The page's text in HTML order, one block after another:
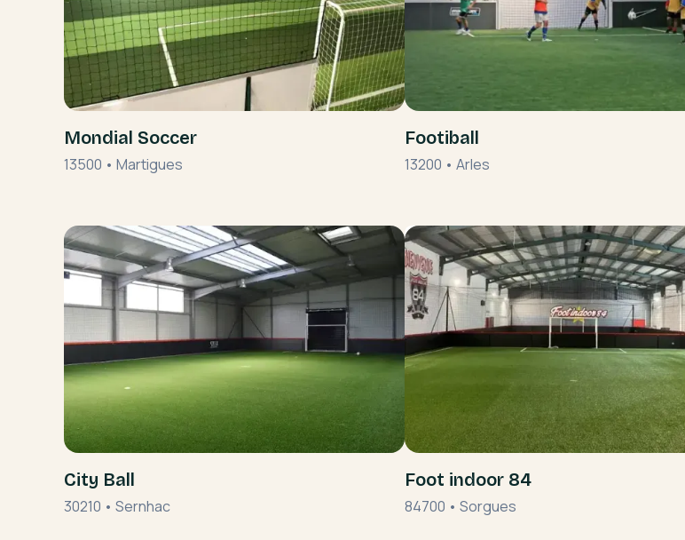
Mondial Soccer
13500 • Martigues
Footiball
13200 • Arles
City Ball
30210 • Sernhac
Foot indoor 84
84700 • Sorgues